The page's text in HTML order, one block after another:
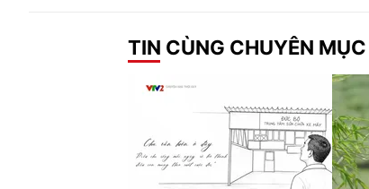
TIN CÙNG CHUYÊN MỤC